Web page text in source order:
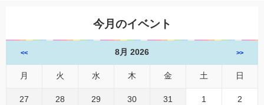
今月のイベント
<< 8月 2026 >>
月 火 水 木 金 土 日
27 28 29 30 31 1 2